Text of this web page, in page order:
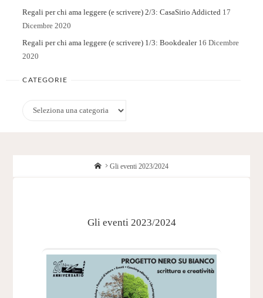
Regali per chi ama leggere (e scrivere) 2/3: CasaSirio Addicted 17
Dicembre 2020
Regali per chi ama leggere (e scrivere) 1/3: Bookdealer 16 Dicembre
2020
CATEGORIE
Categorie
HomeGli eventi 2023/2024
Gli eventi 2023/2024